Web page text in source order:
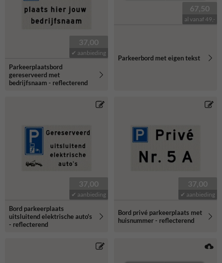
37,00
✔ aanbieding
Parkeerplaatsbord
gereserveerd met
bedrijfsnaam - reflecterend
67,50
al vanaf 49,-
Parkeerbord met eigen tekst
37,00
✔ aanbieding
Bord parkeerplaats
uitsluitend elektrische auto's
- reflecterend
37,00
✔ aanbieding
Bord privé parkeerplaats met
huisnummer - reflecterend